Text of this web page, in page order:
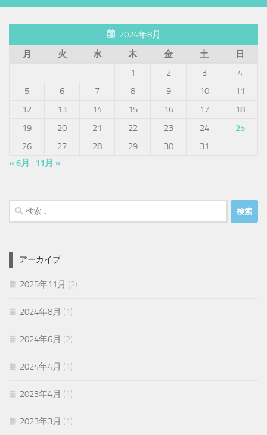
2024年8月
月
火 水 木 金 土
日
1
2 3
4
5
6 7 8 9 10
11
12
13 14 15 16 17
18
19
20 21 22 23 24
25
26
27 28 29 30
31
« 6月
11月 »
検
索:
アーカイブ
2025年11月 (2)
2024年8月 (1)
2024年6月 (2)
2024年4月 (1)
2023年4月 (1)
2023年3月 (1)